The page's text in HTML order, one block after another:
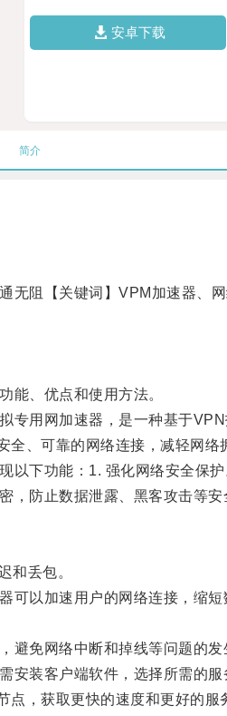
安卓下载
简介
阻【关键词】VPM加速器、网
、优点和使用方法。
用网加速器，是一种基于VPN
、可靠的网络连接，减轻网络
下功能：1. 强化网络安全保护
防止数据泄露、黑客攻击等安
丢包。
以加速用户的网络连接，缩短
免网络中断和掉线等问题的发
装客户端软件，选择所需的服
，获取更快的速度和更好的服